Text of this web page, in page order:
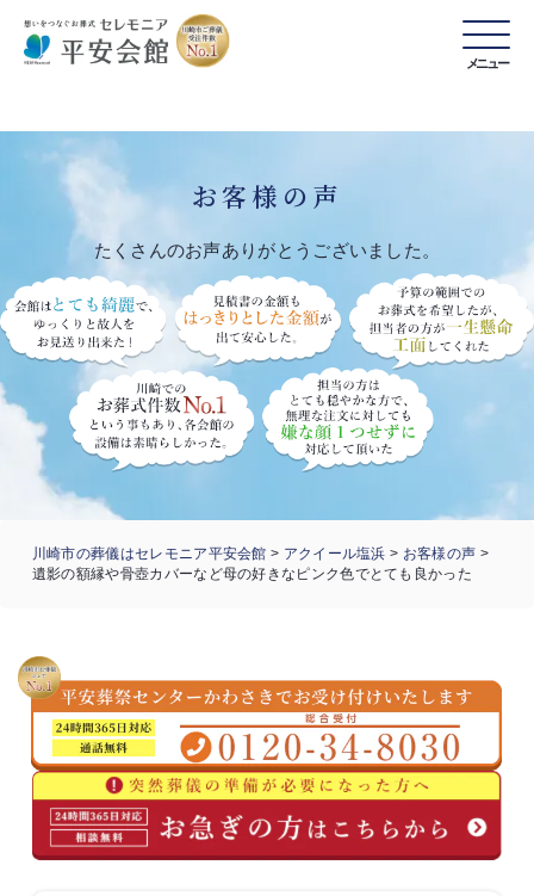
メニュー
お客様の声
たくさんのお声ありがとうございました。
川崎市の葬儀はセレモニア平安会館 > アクイール塩浜 > お客様の声 >
遺影の額縁や骨壺カバーなど母の好きなピンク色でとても良かった